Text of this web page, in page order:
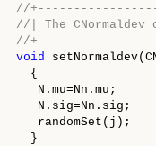
//
//| The CNormaldev
//
void
{
N.mu=Nn.mu;
N.sig=Nn.sig;
randomSet(j);
}